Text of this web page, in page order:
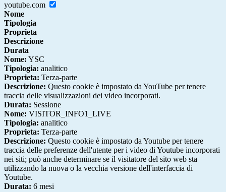
youtube.com
Nome
Tipologia
Proprieta
Descrizione
Durata
Nome: YSC
Tipologia: analitico
Proprieta: Terza-parte
Descrizione: Questo cookie è impostato da YouTube per tenere
traccia delle visualizzazioni dei video incorporati.
Durata: Sessione
Nome: VISITOR_INFO1_LIVE
Tipologia: analitico
Proprieta: Terza-parte
Descrizione: Questo cookie è impostato da Youtube per tenere
traccia delle preferenze dell'utente per i video di Youtube incorporati
nei siti; può anche determinare se il visitatore del sito web sta
utilizzando la nuova o la vecchia versione dell'interfaccia di
Youtube.
Durata: 6 mesi